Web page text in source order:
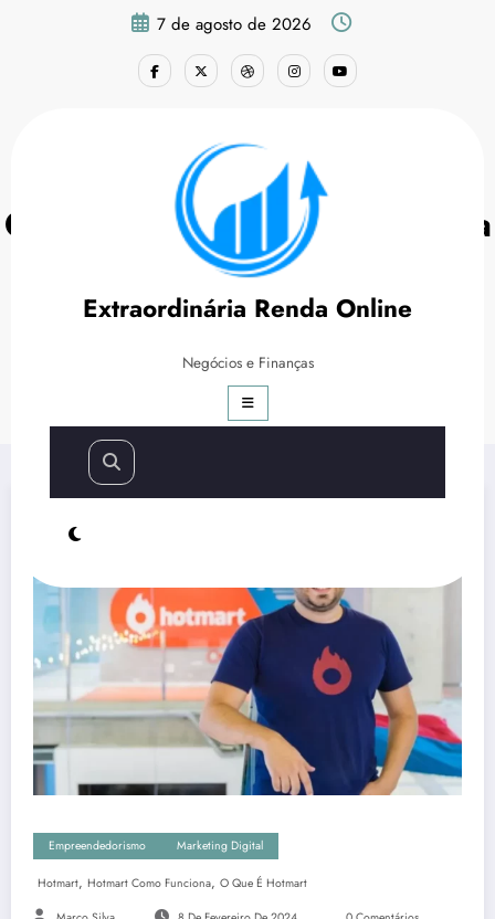
7 de agosto de 2026
Extraordinária Renda Online
Negócios e Finanças
O que é a Hotmart e como ela
funciona?
Página inicial
Marketing Digital
O que é a Hotmart e como ela funciona?
Empreendedorismo Marketing Digital
Hotmart, Hotmart Como Funciona, O Que É Hotmart